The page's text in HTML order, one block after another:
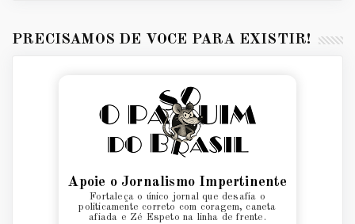
PRECISAMOS DE VOCÊ PARA EXISTIR!
Apoie o Jornalismo Impertinente
Fortaleça o único jornal que desafia o
politicamente correto com coragem, caneta
afiada e Zé Espeto na linha de frente.